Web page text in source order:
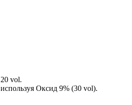
vol.
Оксид 9% (30 vol).